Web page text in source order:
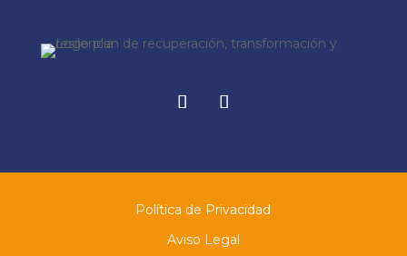
Política de Privacidad
Aviso Legal